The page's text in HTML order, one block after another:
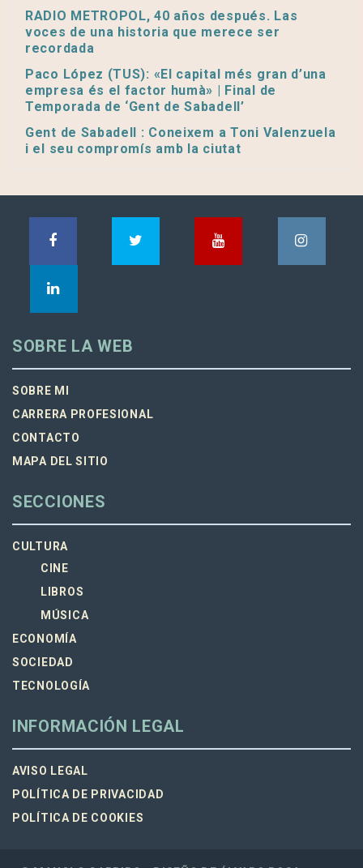
RADIO METROPOL, 40 años después. Las
voces de una historia que merece ser
recordada
Paco López (TUS): «El capital més gran d’una
empresa és el factor humà» | Final de
Temporada de ‘Gent de Sabadell’
Gent de Sabadell : Coneixem a Toni Valenzuela
i el seu compromís amb la ciutat
SOBRE LA WEB
SOBRE MI
CARRERA PROFESIONAL
CONTACTO
MAPA DEL SITIO
SECCIONES
CULTURA
CINE
LIBROS
MÚSICA
ECONOMÍA
SOCIEDAD
TECNOLOGÍA
INFORMACIÓN LEGAL
AVISO LEGAL
POLÍTICA DE PRIVACIDAD
POLÍTICA DE COOKIES